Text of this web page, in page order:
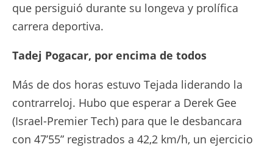
que persiguió durante su longeva y prolífica
carrera deportiva.
Tadej Pogacar, por encima de todos
Más de dos horas estuvo Tejada liderando la
contrarreloj. Hubo que esperar a Derek Gee
(Israel-Premier Tech) para que le desbancara
con 47’55” registrados a 42,2 km/h, un ejercicio